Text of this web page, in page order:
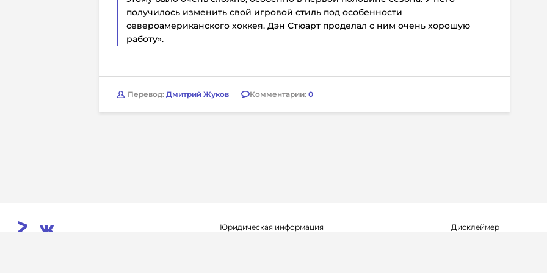
получилось изменить свой игровой стиль под особенности
североамериканского хоккея. Дэн Стюарт проделал с ним очень хорошую
работу».
Перевод: Дмитрий Жуков Комментарии: 0
Юридическая информация Дисклеймер